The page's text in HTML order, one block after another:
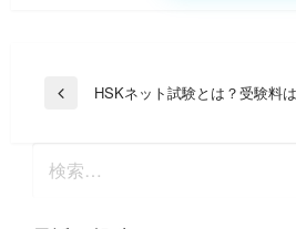
投
ビ
稿
HSKネット試験とは？受験料